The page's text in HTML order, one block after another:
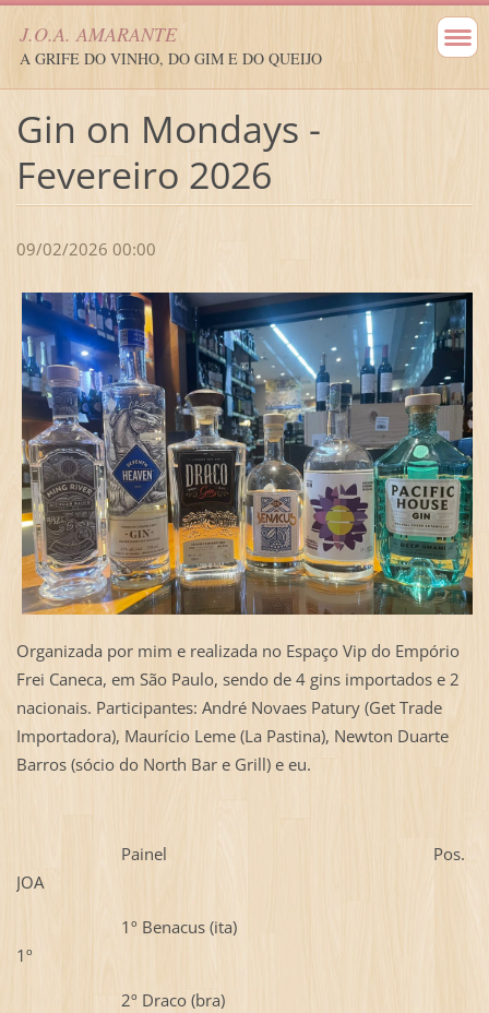
J.O.A. AMARANTE
A GRIFE DO VINHO, DO GIM E DO QUEIJO
Gin on Mondays -
Fevereiro 2026
09/02/2026 00:00
Organizada por mim e realizada no Espaço Vip do Empório
Frei Caneca, em São Paulo, sendo de 4 gins importados e 2
nacionais. Participantes: André Novaes Patury (Get Trade
Importadora), Maurício Leme (La Pastina), Newton Duarte
Barros (sócio do North Bar e Grill) e eu.
Painel Pos.
JOA
1º Benacus (ita)
1º
2º Draco (bra)